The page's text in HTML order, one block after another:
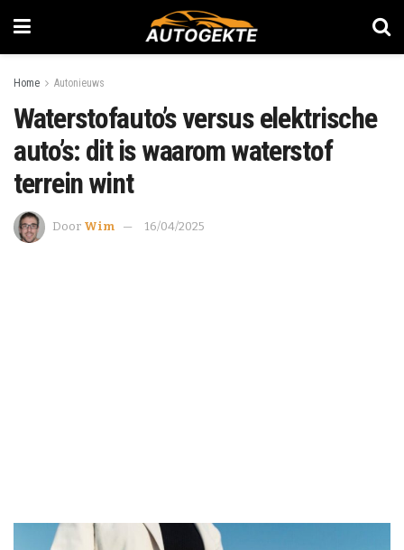
Home Autonieuws
Waterstofauto’s versus elektrische
auto’s: dit is waarom waterstof
terrein wint
Door Wim 16/04/2025